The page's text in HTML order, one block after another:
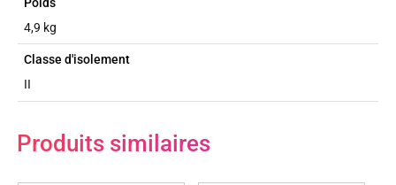
4,9 kg
Classe d'isolement
II
Produits similaires